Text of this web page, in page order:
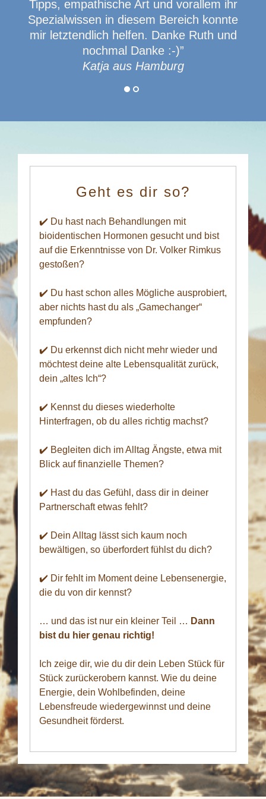
Tipps, empathische Art und vorallem ihr
Spezialwissen in diesem Bereich konnte
mir letztendlich helfen. Danke Ruth und
nochmal Danke :-)”
Katja aus Hamburg
Geht es dir so?
✔️ Du hast nach Behandlungen mit
bioidentischen Hormonen gesucht und bist
auf die Erkenntnisse von Dr. Volker Rimkus
gestoßen?
✔️ Du hast schon alles Mögliche ausprobiert,
aber nichts hast du als „Gamechanger“
empfunden?
✔️ Du erkennst dich nicht mehr wieder und
möchtest deine alte Lebensqualität zurück,
dein „altes Ich“?
✔️ Kennst du dieses wiederholte
Hinterfragen, ob du alles richtig machst?
✔️ Begleiten dich im Alltag Ängste, etwa mit
Blick auf finanzielle Themen?
✔️ Hast du das Gefühl, dass dir in deiner
Partnerschaft etwas fehlt?
✔️ Dein Alltag lässt sich kaum noch
bewältigen, so überfordert fühlst du dich?
✔️ Dir fehlt im Moment deine Lebensenergie,
die du von dir kennst?
… und das ist nur ein kleiner Teil … Dann
bist du hier genau richtig!
Ich zeige dir, wie du dir dein Leben Stück für
Stück zurückerobern kannst. Wie du deine
Energie, dein Wohlbefinden, deine
Lebensfreude wiedergewinnst und deine
Gesundheit förderst.